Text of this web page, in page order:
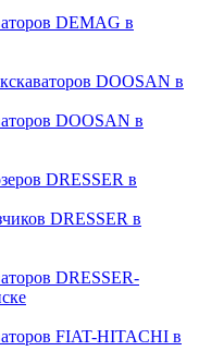
DEMAG в
DOOSAN в
DOOSAN в
DRESSER в
DRESSER в
DRESSER-
FIAT-HITACHI в